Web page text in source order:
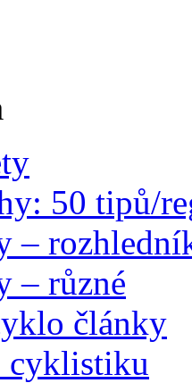
50 tipů/
–
– různé
články
cyklistiku